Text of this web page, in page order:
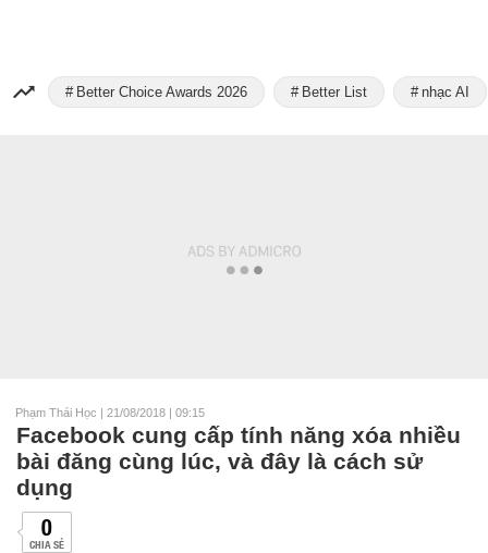
Better Choice Awards 2026 Better List nhạc AI
Phạm Thái Học | 21/08/2018 | 09:15
Facebook cung cấp tính năng xóa nhiều
bài đăng cùng lúc, và đây là cách sử
dụng
0
CHIA SẺ